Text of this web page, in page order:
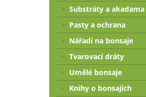
Substráty a akadama
Pasty a ochrana
Nářadí na bonsaje
Tvarovací dráty
Umělé bonsaje
Knihy o bonsajích